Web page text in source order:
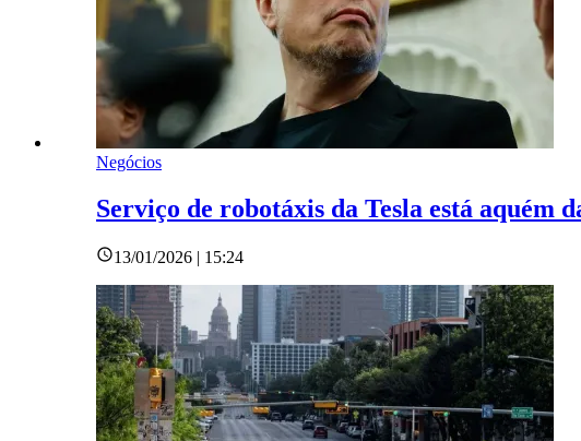
Negócios
Serviço de robotáxis da Tesla está aquém
13/01/2026 | 15:24